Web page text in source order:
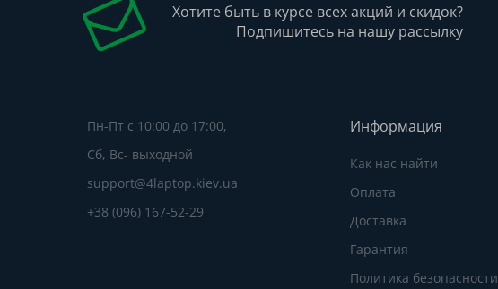
Хотите быть в курсе всех акций и скидок?
Подпишитесь на нашу рассылку
Пн-Пт с 10:00 до 17:00,
Сб, Вс- выходной
support@4laptop.kiev.ua
+38 (096) 167-52-29
Информация
Как нас найти
Оплата
Доставка
Гарантия
Политика безопасности